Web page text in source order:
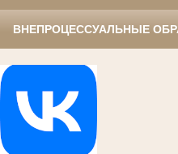
ВНЕПРОЦЕССУАЛЬНЫЕ